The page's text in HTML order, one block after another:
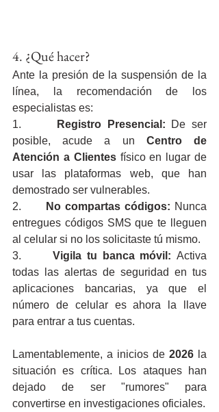
4. ¿Qué hacer?
Ante la presión de la suspensión de la
línea, la recomendación de los
especialistas es:
1.
Registro Presencial: De ser
posible, acude a un Centro de
Atención a Clientes físico en lugar de
usar las plataformas web, que han
demostrado ser vulnerables.
2.
No compartas códigos: Nunca
entregues códigos SMS que te lleguen
al celular si no los solicitaste tú mismo.
3. Vigila tu banca móvil: Activa
todas las alertas de seguridad en tus
aplicaciones bancarias, ya que el
número de celular es ahora la llave
para entrar a tus cuentas.
Lamentablemente, a inicios de 2026 la
situación es crítica. Los ataques han
dejado de ser "rumores" para
convertirse en investigaciones oficiales.